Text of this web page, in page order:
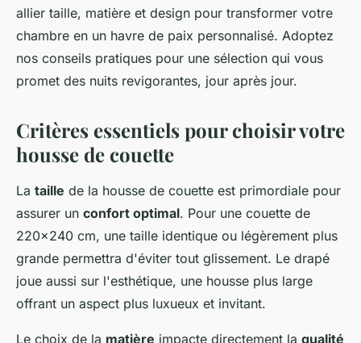
allier taille, matière et design pour transformer votre
chambre en un havre de paix personnalisé. Adoptez
nos conseils pratiques pour une sélection qui vous
promet des nuits revigorantes, jour après jour.
Critères essentiels pour choisir votre
housse de couette
La taille de la housse de couette est primordiale pour
assurer un confort optimal. Pour une couette de
220x240 cm, une taille identique ou légèrement plus
grande permettra d'éviter tout glissement. Le drapé
joue aussi sur l'esthétique, une housse plus large
offrant un aspect plus luxueux et invitant.
Le choix de la matière impacte directement la qualité